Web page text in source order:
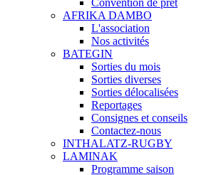
AFRIKA DAMBO
L'association
Nos activités
BATEGIN
Sorties du mois
Sorties diverses
Sorties délocalisées
Reportages
Consignes et conseils
Contactez-nous
INTHALATZ-RUGBY
LAMINAK
Programme saison